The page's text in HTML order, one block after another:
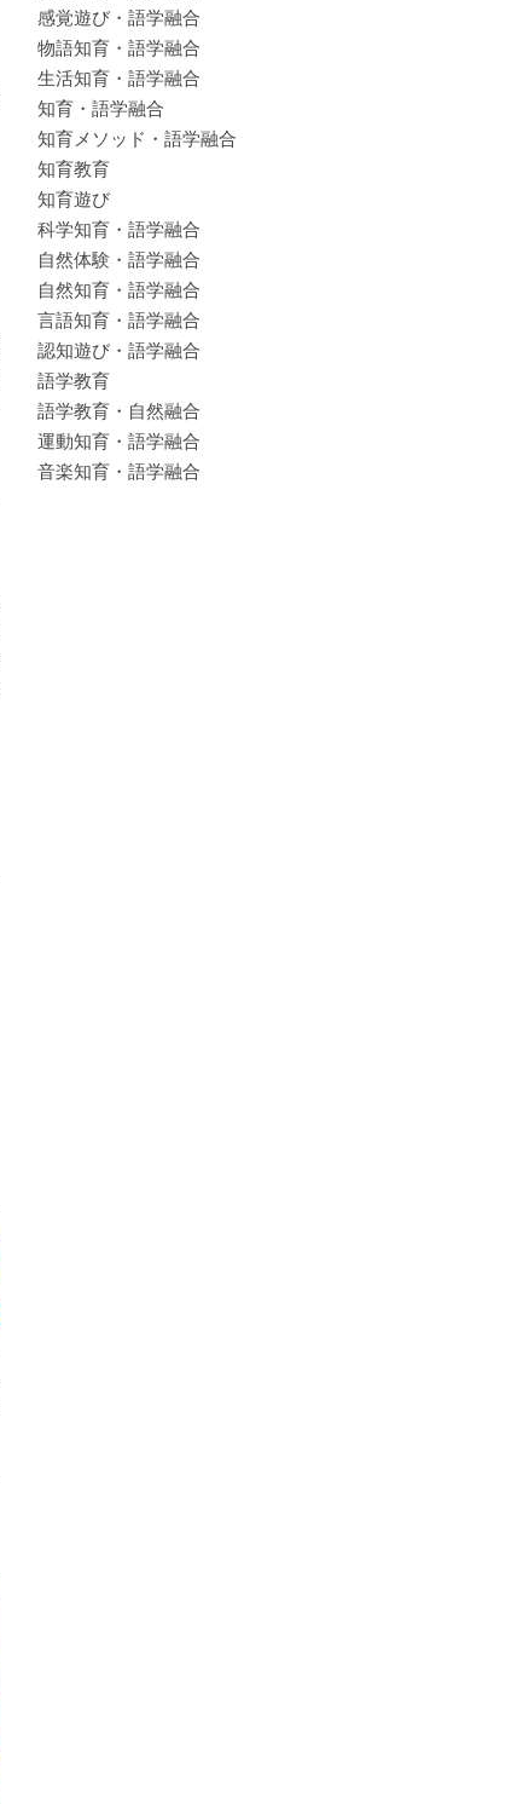
感覚遊び・語学融合
物語知育・語学融合
生活知育・語学融合
知育・語学融合
知育メソッド・語学融合
知育教育
知育遊び
科学知育・語学融合
自然体験・語学融合
自然知育・語学融合
言語知育・語学融合
認知遊び・語学融合
語学教育
語学教育・自然融合
運動知育・語学融合
音楽知育・語学融合